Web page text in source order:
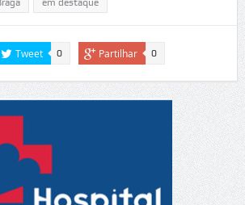
Tweet 0 Partilhar 0